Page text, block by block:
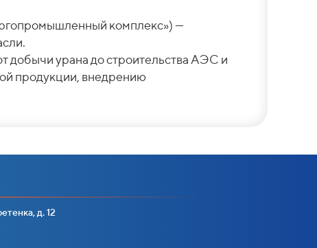
комплекс») —
добычи урана до строительства АЭС и
продукции, внедрению
д. 12